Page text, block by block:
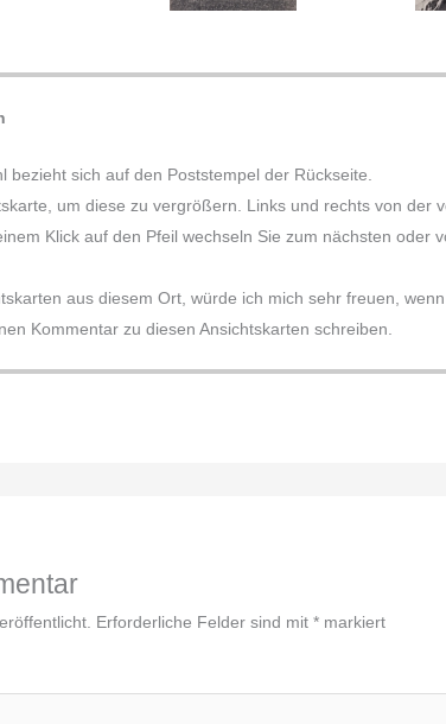
bezieht sich auf den Poststempel der Rückseite.
um diese zu vergrößern. Links und rechts von
Klick auf den Pfeil wechseln Sie zum nächsten
aus diesem Ort, würde ich mich sehr freuen,
Kommentar zu diesen Ansichtskarten schreiben.
Erforderliche Felder sind mit* markiert